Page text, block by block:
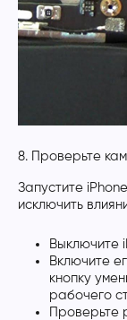
8. Проверьте
Запустите
исключить
Выключите
Включите
кнопку
рабочего
Проверьте